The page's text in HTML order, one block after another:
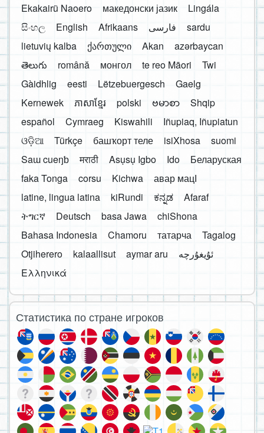
Ekakairũ Naoero
македонски јазик
Lingála
සිංහල
English Afrikaans فارسی
sardu
lietuvių kalba
ქართული Akan
azərbaycan
తెలుగు
română монгол te reo Māori
Twi
Gàidhlig
eesti Lëtzebuergesch
Gaelg
Kernewek
ភាសាខ្មែរ polski ဗမာစာ
Shqip
español
Cymraeg Kiswahili
Iñupiaq, Iñupiatun
ଓଡ଼ିଆ
Türkçe башҡорт теле isiXhosa
suomi
Saɯ cueŋƅ
मराठी Asụsụ Igbo Ido
Беларуская
faka Tonga
corsu Kichwa
авар мацӀ
latine, lingua latina
kiRundi ಕನ್ನಡ
Afaraf
ትግርኛ
Deutsch basa Jawa
chiShona
Bahasa Indonesia
Chamoru татарча
Tagalog
Otjiherero
kalaallisut aymar aru
Ελληνικά
Статистика по стране игроков